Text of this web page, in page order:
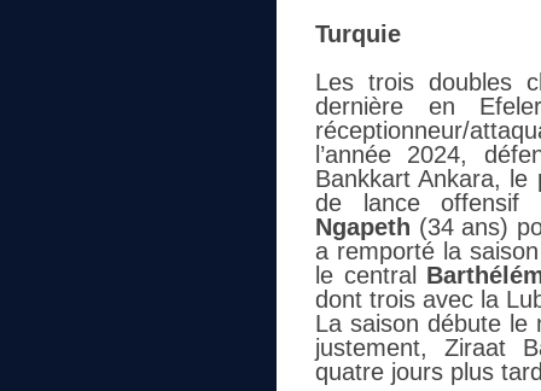
Turquie
Les trois doubles
dernière en
réceptionneur/
l’année 2024,
Bankkart Ankara,
de lance offensif
Ngapeth (34 ans)
a remporté la
le central
dont trois avec la
La saison débute le
justement, Ziraat
quatre jours plus